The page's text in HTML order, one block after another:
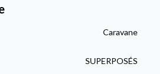
Caravane
SUPERPOSÉS